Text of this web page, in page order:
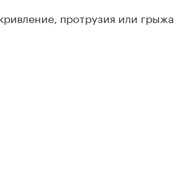
протрузия или грыжа